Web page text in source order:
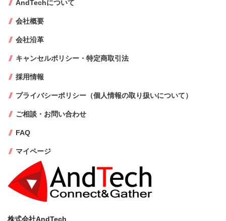
株式会社AndTech
AndTechについて
会社概要
会社沿革
キャンセルポリシー・特定商取引法
採用情報
プライバシーポリシー（個人情報の取り扱いについて）
ご相談・お問い合わせ
FAQ
マイページ